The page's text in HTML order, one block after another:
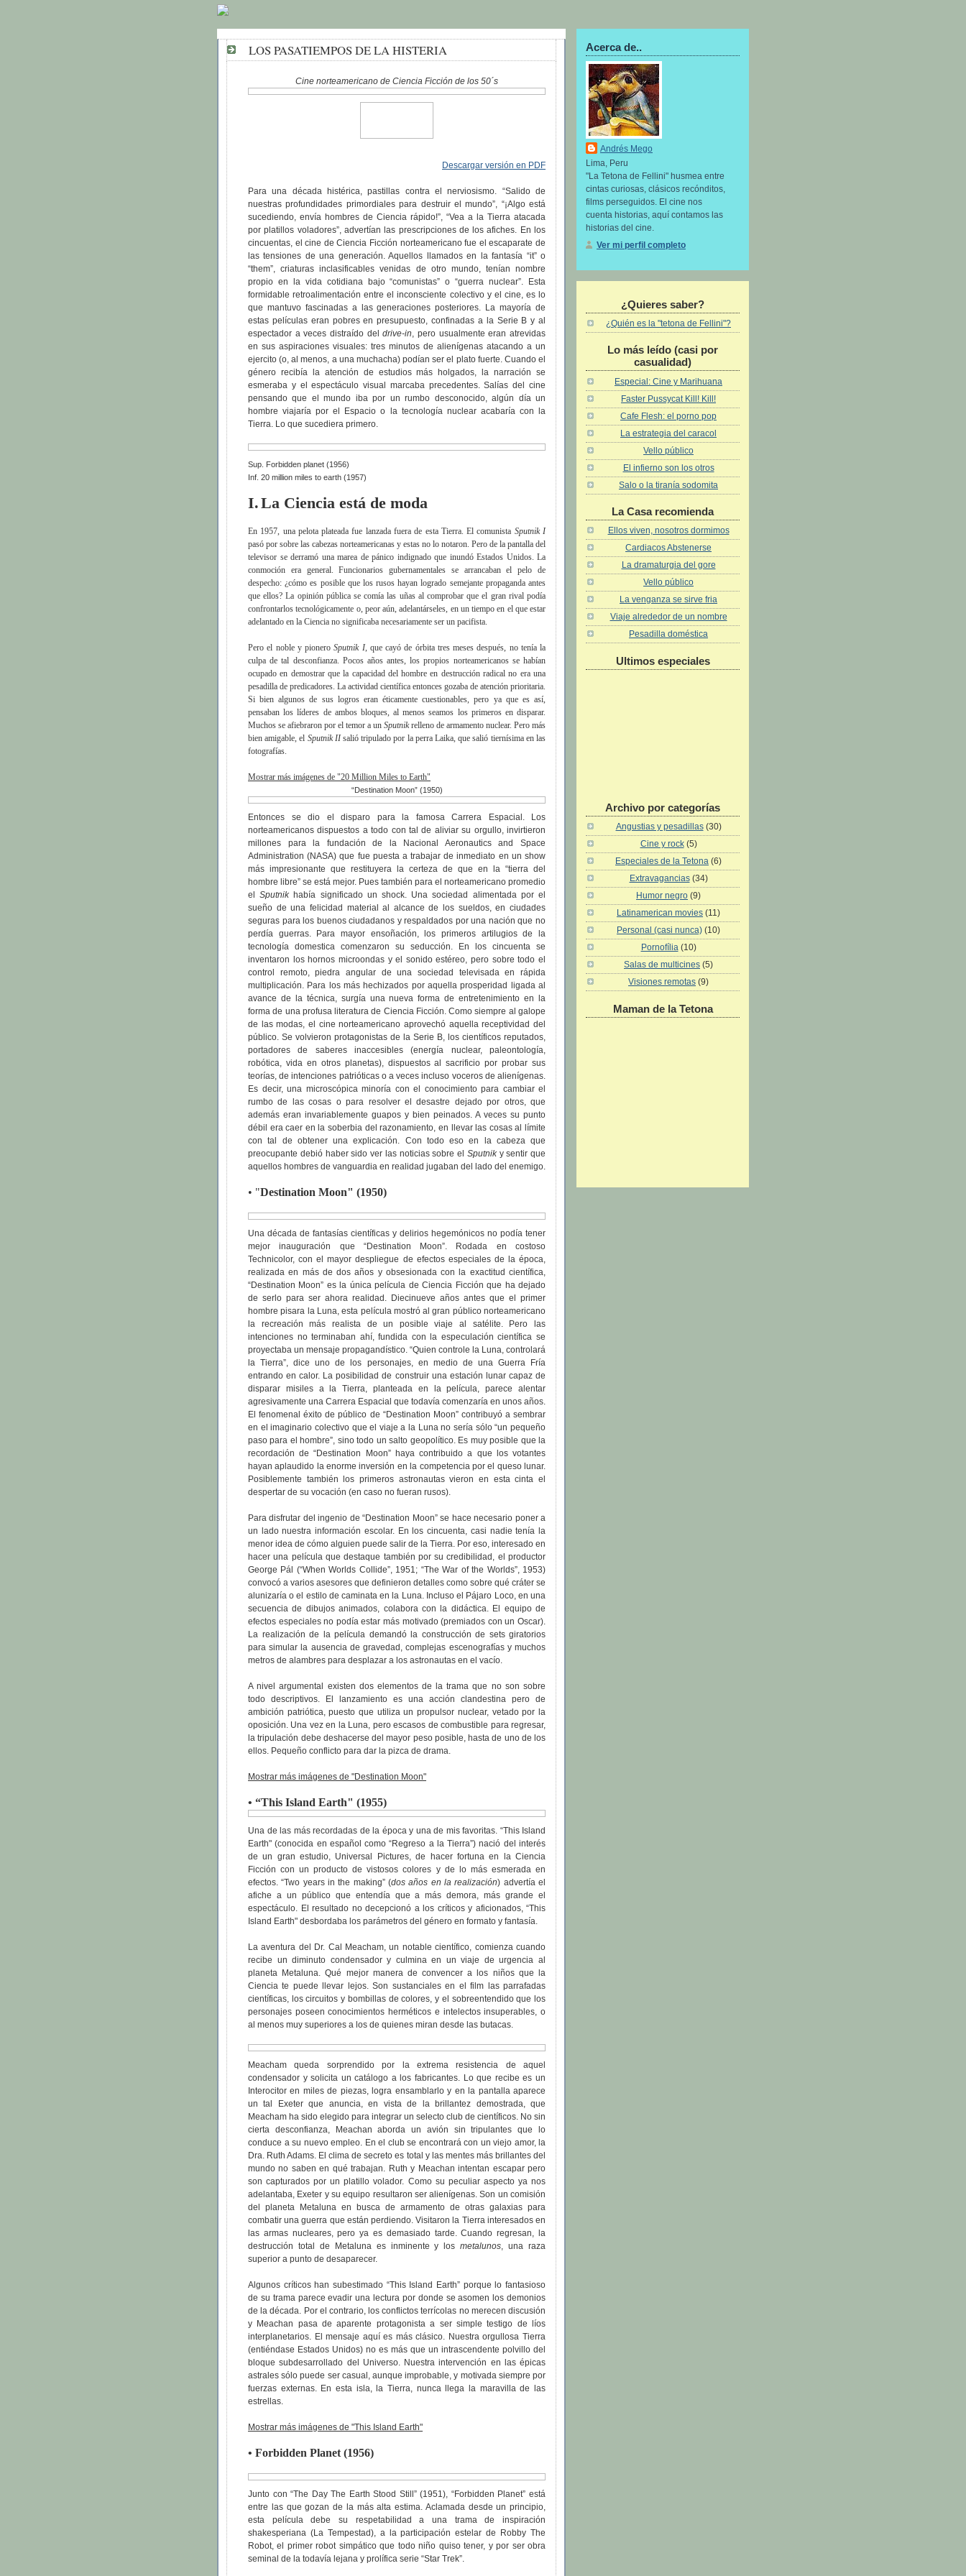
LOS PASATIEMPOS DE LA HISTERIA
Cine norteamericano de Ciencia Ficción de los 50´s
Descargar versión en PDF
Para una década histérica, pastillas contra el nerviosismo. “Salido de
nuestras profundidades primordiales para destruir el mundo”, “¡Algo está
sucediendo, envía hombres de Ciencia rápido!”, “Vea a la Tierra atacada
por platillos voladores”, advertían las prescripciones de los afiches. En los
cincuentas, el cine de Ciencia Ficción norteamericano fue el escaparate de
las tensiones de una generación. Aquellos llamados en la fantasía “it” o
“them”, criaturas inclasificables venidas de otro mundo, tenían nombre
propio en la vida cotidiana bajo “comunistas” o “guerra nuclear”. Esta
formidable retroalimentación entre el inconsciente colectivo y el cine, es lo
que mantuvo fascinadas a las generaciones posteriores. La mayoría de
estas películas eran pobres en presupuesto, confinadas a la Serie B y al
espectador a veces distraído deldrive-in, pero usualmente eran atrevidas
en sus aspiraciones visuales: tres minutos de alienígenas atacando a un
ejercito (o, al menos, a una muchacha) podían ser el plato fuerte. Cuando el
género recibía la atención de estudios más holgados, la narración se
esmeraba y el espectáculo visual marcaba precedentes. Salías del cine
pensando que el mundo iba por un rumbo desconocido, algún día un
hombre viajaría por el Espacio o la tecnología nuclear acabaría con la
Tierra. Lo que sucediera primero.
Sup. Forbidden planet (1956)
Inf. 20 million miles to earth (1957)
I.La Ciencia está de moda
En 1957, una pelota plateada fue lanzada fuera de esta Tierra. El comunista Sputnik I
pasó por sobre las cabezas norteamericanas y estas no lo notaron. Pero de la pantalla del
televisor se derramó una marea de pánico indignado que inundó Estados Unidos. La
conmoción era general. Funcionarios gubernamentales se arrancaban el pelo de
despecho: ¿cómo es posible que los rusos hayan logrado semejante propaganda antes
que ellos? La opinión pública se comía las uñas al comprobar que el gran rival podía
confrontarlos tecnológicamente o, peor aún, adelantárseles, en un tiempo en el que estar
adelantado en la Ciencia no significaba necesariamente ser un pacifista.
Pero el noble y pioneroSputnik I, que cayó de órbita tres meses después, no tenía la
culpa de tal desconfianza. Pocos años antes, los propios norteamericanos se habían
ocupado en demostrar que la capacidad del hombre en destrucción radical no era una
pesadilla de predicadores. La actividad científica entonces gozaba de atención prioritaria.
Si bien algunos de sus logros eran éticamente cuestionables, pero ya que es así,
pensaban los líderes de ambos bloques, al menos seamos los primeros en disparar.
Muchos se afiebraron por el temor a un Sputnikrelleno de armamento nuclear. Pero más
bien amigable, el Sputnik IIsalió tripulado por la perra Laika, que salió tiernísima en las
fotografías.
Mostrar más imágenes de "20 Million Miles to Earth"
“Destination Moon” (1950)
Entonces se dio el disparo para la famosa Carrera Espacial. Los
norteamericanos dispuestos a todo con tal de aliviar su orgullo, invirtieron
millones para la fundación de la Nacional Aeronautics and Space
Administration (NASA) que fue puesta a trabajar de inmediato en un show
más impresionante que restituyera la certeza de que en la “tierra del
hombre libre” se está mejor. Pues también para el norteamericano promedio
elSputnikhabía significado un shock. Una sociedad alimentada por el
sueño de una felicidad material al alcance de los sueldos, en ciudades
seguras para los buenos ciudadanos y respaldados por una nación que no
perdía guerras. Para mayor ensoñación, los primeros artilugios de la
tecnología domestica comenzaron su seducción. En los cincuenta se
inventaron los hornos microondas y el sonido estéreo, pero sobre todo el
control remoto, piedra angular de una sociedad televisada en rápida
multiplicación. Para los más hechizados por aquella prosperidad ligada al
avance de la técnica, surgía una nueva forma de entretenimiento en la
forma de una profusa literatura de Ciencia Ficción. Como siempre al galope
de las modas, el cine norteamericano aprovechó aquella receptividad del
público. Se volvieron protagonistas de la Serie B, los científicos reputados,
portadores de saberes inaccesibles (energía nuclear, paleontología,
robótica, vida en otros planetas), dispuestos al sacrificio por probar sus
teorías, de intenciones patrióticas o a veces incluso voceros de alienígenas.
Es decir, una microscópica minoría con el conocimiento para cambiar el
rumbo de las cosas o para resolver el desastre dejado por otros, que
además eran invariablemente guapos y bien peinados. A veces su punto
débil era caer en la soberbia del razonamiento, en llevar las cosas al límite
con tal de obtener una explicación. Con todo eso en la cabeza que
preocupante debió haber sido ver las noticias sobre el Sputniky sentir que
aquellos hombres de vanguardia en realidad jugaban del lado del enemigo.
• "Destination Moon" (1950)
Una década de fantasías científicas y delirios hegemónicos no podía tener
mejor inauguración que “Destination Moon”. Rodada en costoso
Technicolor, con el mayor despliegue de efectos especiales de la época,
realizada en más de dos años y obsesionada con la exactitud científica,
“Destination Moon” es la única película de Ciencia Ficción que ha dejado
de serlo para ser ahora realidad. Diecinueve años antes que el primer
hombre pisara la Luna, esta película mostró al gran público norteamericano
la recreación más realista de un posible viaje al satélite. Pero las
intenciones no terminaban ahí, fundida con la especulación científica se
proyectaba un mensaje propagandístico. “Quien controle la Luna, controlará
la Tierra”, dice uno de los personajes, en medio de una Guerra Fría
entrando en calor. La posibilidad de construir una estación lunar capaz de
disparar misiles a la Tierra, planteada en la película, parece alentar
agresivamente una Carrera Espacial que todavía comenzaría en unos años.
El fenomenal éxito de público de “Destination Moon” contribuyó a sembrar
en el imaginario colectivo que el viaje a la Luna no sería sólo “un pequeño
paso para el hombre”, sino todo un salto geopolítico. Es muy posible que la
recordación de “Destination Moon” haya contribuido a que los votantes
hayan aplaudido la enorme inversión en la competencia por el queso lunar.
Posiblemente también los primeros astronautas vieron en esta cinta el
despertar de su vocación (en caso no fueran rusos).
Para disfrutar del ingenio de “Destination Moon” se hace necesario poner a
un lado nuestra información escolar. En los cincuenta, casi nadie tenía la
menor idea de cómo alguien puede salir de la Tierra. Por eso, interesado en
hacer una película que destaque también por su credibilidad, el productor
George Pál (“When Worlds Collide”, 1951; “The War of the Worlds”, 1953)
convocó a varios asesores que definieron detalles como sobre qué cráter se
alunizaría o el estilo de caminata en la Luna. Incluso el Pájaro Loco, en una
secuencia de dibujos animados, colabora con la didáctica. El equipo de
efectos especiales no podía estar más motivado (premiados con un Oscar).
La realización de la película demandó la construcción de sets giratorios
para simular la ausencia de gravedad, complejas escenografías y muchos
metros de alambres para desplazar a los astronautas en el vacío.
A nivel argumental existen dos elementos de la trama que no son sobre
todo descriptivos. El lanzamiento es una acción clandestina pero de
ambición patriótica, puesto que utiliza un propulsor nuclear, vetado por la
oposición. Una vez en la Luna, pero escasos de combustible para regresar,
la tripulación debe deshacerse del mayor peso posible, hasta de uno de los
ellos. Pequeño conflicto para dar la pizca de drama.
Mostrar más imágenes de "Destination Moon"
• “This Island Earth" (1955)
Una de las más recordadas de la época y una de mis favoritas. “This Island
Earth" (conocida en español como “Regreso a la Tierra”) nació del interés
de un gran estudio, Universal Pictures, de hacer fortuna en la Ciencia
Ficción con un producto de vistosos colores y de lo más esmerada en
efectos. “Two years in the making” (dos años en la realización) advertía el
afiche a un público que entendía que a más demora, más grande el
espectáculo. El resultado no decepcionó a los críticos y aficionados, “This
Island Earth" desbordaba los parámetros del género en formato y fantasía.
La aventura del Dr. Cal Meacham, un notable científico, comienza cuando
recibe un diminuto condensador y culmina en un viaje de urgencia al
planeta Metaluna. Qué mejor manera de convencer a los niños que la
Ciencia te puede llevar lejos. Son sustanciales en el film las parrafadas
científicas, los circuitos y bombillas de colores, y el sobreentendido que los
personajes poseen conocimientos herméticos e intelectos insuperables, o
al menos muy superiores a los de quienes miran desde las butacas.
Meacham queda sorprendido por la extrema resistencia de aquel
condensador y solicita un catálogo a los fabricantes. Lo que recibe es un
Interocitor en miles de piezas, logra ensamblarlo y en la pantalla aparece
un tal Exeter que anuncia, en vista de la brillantez demostrada, que
Meacham ha sido elegido para integrar un selecto club de científicos. No sin
cierta desconfianza, Meachan aborda un avión sin tripulantes que lo
conduce a su nuevo empleo. En el club se encontrará con un viejo amor, la
Dra. Ruth Adams. El clima de secreto es total y las mentes más brillantes del
mundo no saben en qué trabajan. Ruth y Meachan intentan escapar pero
son capturados por un platillo volador. Como su peculiar aspecto ya nos
adelantaba, Exeter y su equipo resultaron ser alienígenas. Son un comisión
del planeta Metaluna en busca de armamento de otras galaxias para
combatir una guerra que están perdiendo. Visitaron la Tierra interesados en
las armas nucleares, pero ya es demasiado tarde. Cuando regresan, la
destrucción total de Metaluna es inminente y losmetalunos, una raza
superior a punto de desaparecer.
Algunos críticos han subestimado “This Island Earth” porque lo fantasioso
de su trama parece evadir una lectura por donde se asomen los demonios
de la década. Por el contrario, los conflictos terrícolas no merecen discusión
y Meachan pasa de aparente protagonista a ser simple testigo de líos
interplanetarios. El mensaje aquí es más clásico. Nuestra orgullosa Tierra
(entiéndase Estados Unidos) no es más que un intrascendente polvillo del
bloque subdesarrollado del Universo. Nuestra intervención en las épicas
astrales sólo puede ser casual, aunque improbable, y motivada siempre por
fuerzas externas. En esta isla, la Tierra, nunca llega la maravilla de las
estrellas.
Mostrar más imágenes de "This Island Earth"
• Forbidden Planet (1956)
Junto con “The Day The Earth Stood Still” (1951), “Forbidden Planet” está
entre las que gozan de la más alta estima. Aclamada desde un principio,
esta película debe su respetabilidad a una trama de inspiración
shakesperiana (La Tempestad), a la participación estelar de Robby The
Robot, el primer robot simpático que todo niño quiso tener, y por ser obra
seminal de la todavía lejana y prolífica serie “Star Trek”.
Acerca de..
Andrés Mego
Lima, Peru
"La Tetona de Fellini" husmea entre
cintas curiosas, clásicos recónditos,
films perseguidos. El cine nos
cuenta historias, aquí contamos las
historias del cine.
Ver mi perfil completo
¿Quieres saber?
¿Quién es la "tetona de Fellini"?
Lo más leí­do (casi por
casualidad)
Especial: Cine y Marihuana
Faster Pussycat Kill! Kill!
Cafe Flesh: el porno pop
La estrategia del caracol
Vello público
El infierno son los otros
Salo o la tiranía sodomita
La Casa recomienda
Ellos viven, nosotros dormimos
Cardiacos Abstenerse
La dramaturgia del gore
Vello público
La venganza se sirve fria
Viaje alrededor de un nombre
Pesadilla doméstica
Ultimos especiales
Archivo por categorías
Angustias y pesadillas (30)
Cine y rock (5)
Especiales de la Tetona (6)
Extravagancias (34)
Humor negro (9)
Latinamerican movies (11)
Personal (casi nunca) (10)
Pornofília (10)
Salas de multicines (5)
Visiones remotas (9)
Maman de la Tetona